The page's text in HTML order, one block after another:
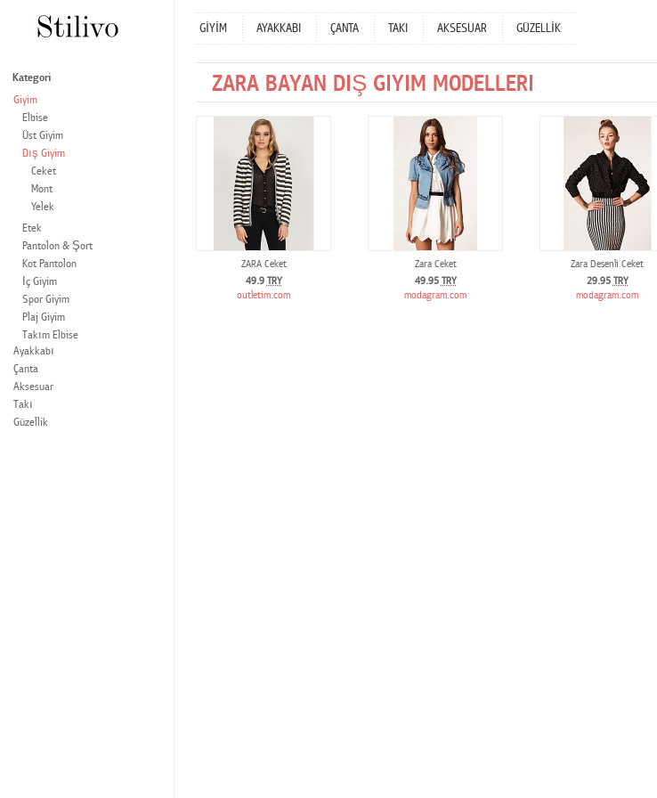
GİYİM AYAKKABI ÇANTA TAKI AKSESUAR GÜZELLİK
ZARA BAYAN DIŞ GIYIM MODELLERI
ZARA Ceket
49.9 TRY
outletim.com
Zara Ceket
49.95 TRY
modagram.com
Zara Desenli Ceket
29.95 TRY
modagram.com
Kategori
Giyim
Elbise
Üst Giyim
Dış Giyim
Ceket
Mont
Yelek
Etek
Pantolon & Şort
Kot Pantolon
İç Giyim
Spor Giyim
Plaj Giyim
Takım Elbise
Ayakkabı
Çanta
Aksesuar
Takı
Güzellik